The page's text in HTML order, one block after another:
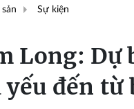
Sự kiện
Long: Dự
yếu đến từ